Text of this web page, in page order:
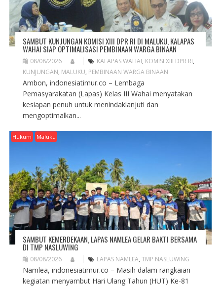
SAMBUT KUNJUNGAN KOMISI XIII DPR RI DI MALUKU, KALAPAS
WAHAI SIAP OPTIMALISASI PEMBINAAN WARGA BINAAN
08/08/2026 KALAPAS WAHAI, KOMISI XIII DPR RI,
KUNJUNGAN, MALUKU, PEMBINAAN WARGA BINAAN
Ambon, indonesiatimur.co – Lembaga
Pemasyarakatan (Lapas) Kelas III Wahai menyatakan
kesiapan penuh untuk menindaklanjuti dan
mengoptimalkan...
Hukum Maluku
SAMBUT KEMERDEKAAN, LAPAS NAMLEA GELAR BAKTI BERSAMA
DI TMP NASLUWING
08/08/2026 LAPAS NAMLEA, TMP NASLUWING
Namlea, indonesiatimur.co – Masih dalam rangkaian
kegiatan menyambut Hari Ulang Tahun (HUT) Ke-81